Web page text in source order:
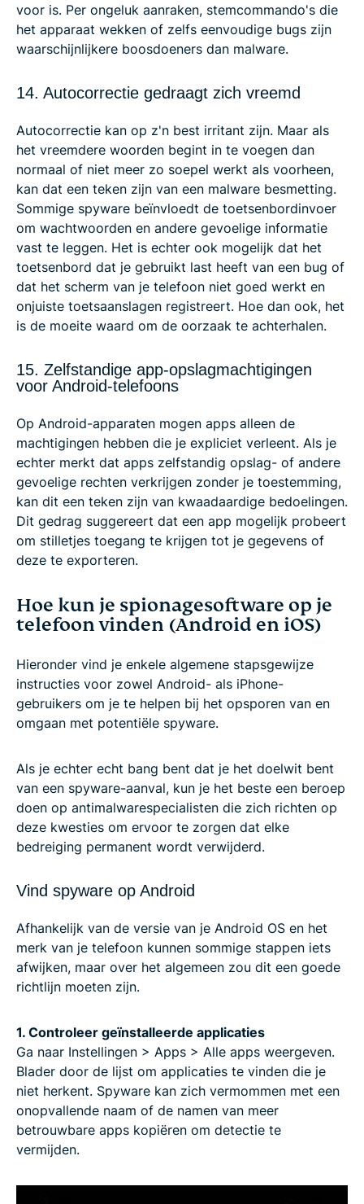
voor is. Per ongeluk aanraken, stemcommando's die
het apparaat wekken of zelfs eenvoudige bugs zijn
waarschijnlijkere boosdoeners dan malware.
14. Autocorrectie gedraagt zich vreemd
Autocorrectie kan op z'n best irritant zijn. Maar als
het vreemdere woorden begint in te voegen dan
normaal of niet meer zo soepel werkt als voorheen,
kan dat een teken zijn van een malware besmetting.
Sommige spyware beïnvloedt de toetsenbordinvoer
om wachtwoorden en andere gevoelige informatie
vast te leggen. Het is echter ook mogelijk dat het
toetsenbord dat je gebruikt last heeft van een bug of
dat het scherm van je telefoon niet goed werkt en
onjuiste toetsaanslagen registreert. Hoe dan ook, het
is de moeite waard om de oorzaak te achterhalen.
15. Zelfstandige app-opslagmachtigingen
voor Android-telefoons
Op Android-apparaten mogen apps alleen de
machtigingen hebben die je expliciet verleent. Als je
echter merkt dat apps zelfstandig opslag- of andere
gevoelige rechten verkrijgen zonder je toestemming,
kan dit een teken zijn van kwaadaardige bedoelingen.
Dit gedrag suggereert dat een app mogelijk probeert
om stilletjes toegang te krijgen tot je gegevens of
deze te exporteren.
Hoe kun je spionagesoftware op je
telefoon vinden (Android en iOS)
Hieronder vind je enkele algemene stapsgewijze
instructies voor zowel Android- als iPhone-
gebruikers om je te helpen bij het opsporen van en
omgaan met potentiële spyware.
Als je echter echt bang bent dat je het doelwit bent
van een spyware-aanval, kun je het beste een beroep
doen op antimalwarespecialisten die zich richten op
deze kwesties om ervoor te zorgen dat elke
bedreiging permanent wordt verwijderd.
Vind spyware op Android
Afhankelijk van de versie van je Android OS en het
merk van je telefoon kunnen sommige stappen iets
afwijken, maar over het algemeen zou dit een goede
richtlijn moeten zijn.
1. Controleer geïnstalleerde applicaties
Ga naar Instellingen > Apps > Alle apps weergeven.
Blader door de lijst om applicaties te vinden die je
niet herkent. Spyware kan zich vermommen met een
onopvallende naam of de namen van meer
betrouwbare apps kopiëren om detectie te
vermijden.